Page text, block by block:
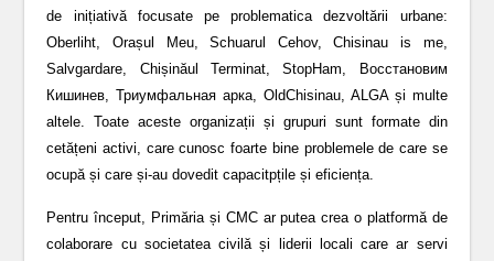
de inițiativă focusate pe problematica dezvoltării urbane:
Oberliht, Orașul Meu, Schuarul Cehov, Chisinau is me,
Salvgardare, Chișinăul Terminat, StopHam, Восстановим
Кишинев, Триумфальная арка, OldChisinau, ALGA și multe
altele. Toate aceste organizații și grupuri sunt formate din
cetățeni activi, care cunosc foarte bine problemele de care se
ocupă și care și-au dovedit capacitpțile și eficiența.
Pentru început, Primăria și CMC ar putea crea o platformă de
colaborare cu societatea civilă și liderii locali care ar servi